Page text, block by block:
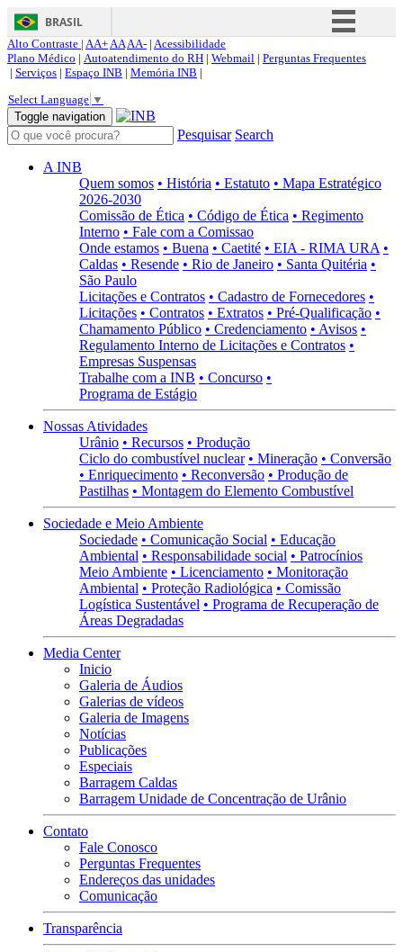
BRASIL
Simplifique!
Acesso à informação
Canais
Alto Contraste | AA+AAAA- | Acessibilidade
Plano Médico | Autoatendimento do RH | Webmail | Perguntas Frequentes
| Serviços | Espaço INB | Memória INB |
Select Language ▼
Toggle navigation
Pesquisar Search
A INB
Quem somos • História • Estatuto • Mapa Estratégico
2026-2030
Comissão de Ética • Código de Ética • Regimento
Interno • Fale com a Comissao
Onde estamos • Buena • Caetité • EIA - RIMA URA •
Caldas • Resende • Rio de Janeiro • Santa Quitéria •
São Paulo
Licitações e Contratos • Cadastro de Fornecedores •
Licitações • Contratos • Extratos • Pré-Qualificação •
Chamamento Público • Credenciamento • Avisos •
Regulamento Interno de Licitações e Contratos •
Empresas Suspensas
Trabalhe com a INB • Concurso •
Programa de Estágio
Nossas Atividades
Urânio • Recursos • Produção
Ciclo do combustível nuclear • Mineração • Conversão
• Enriquecimento • Reconversão • Produção de
Pastilhas • Montagem do Elemento Combustível
Sociedade e Meio Ambiente
Sociedade • Comunicação Social • Educação
Ambiental • Responsabilidade social • Patrocínios
Meio Ambiente • Licenciamento • Monitoração
Ambiental • Proteção Radiológica • Comissão
Logística Sustentável • Programa de Recuperação de
Áreas Degradadas
Media Center
Inicio
Galeria de Áudios
Galerias de vídeos
Galeria de Imagens
Notícias
Publicações
Especiais
Barragem Caldas
Barragem Unidade de Concentração de Urânio
Contato
Fale Conosco
Perguntas Frequentes
Endereços das unidades
Comunicação
Transparência